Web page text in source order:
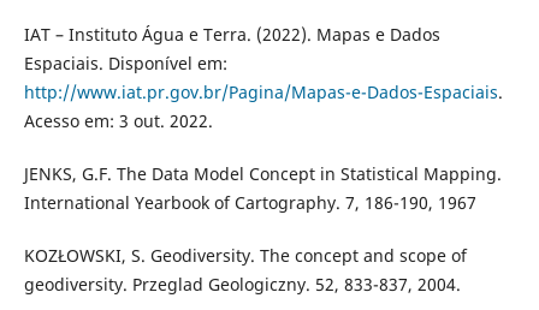
IAT – Instituto Água e Terra. (2022). Mapas e Dados
Espaciais. Disponível em:
http://www.iat.pr.gov.br/Pagina/Mapas-e-Dados-Espaciais.
Acesso em: 3 out. 2022.
JENKS, G.F. The Data Model Concept in Statistical Mapping.
International Yearbook of Cartography. 7, 186-190, 1967
KOZŁOWSKI, S. Geodiversity. The concept and scope of
geodiversity. Przeglad Geologiczny. 52, 833-837, 2004.